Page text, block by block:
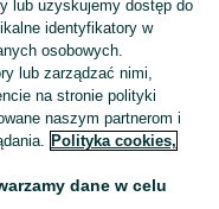
Skorzystaj z największego serwisu ogłoszeniowego - Rosówek i okolice! Kupuj to, czego pragniesz i sprzedawaj to, czego już nie potrzebujesz! Zobacz
lub uzyskujemy dostęp do
identyfikatory w
osobowych.
lub zarządzać nimi,
na stronie polityki
naszym partnerom i
Polityka cookies,
dane w celu